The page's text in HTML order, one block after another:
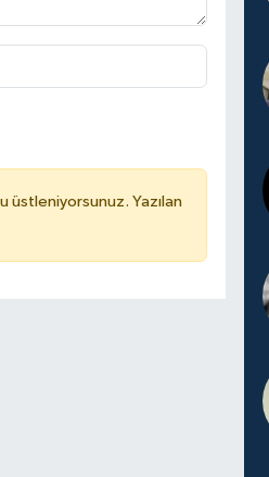
üstleniyorsunuz. Yazılan